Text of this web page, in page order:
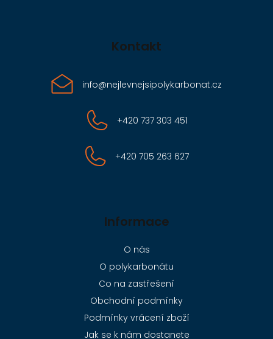
Kontakt
info@nejlevnejsipolykarbonat.cz
+420 737 303 451
+420 705 263 627
Informace
O nás
O polykarbonátu
Co na zastřešení
Obchodní podmínky
Podmínky vrácení zboží
Jak se k nám dostanete